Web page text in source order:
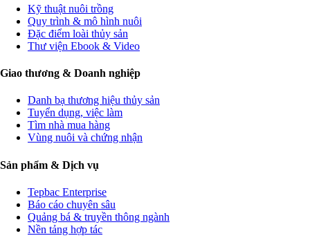
Kỹ thuật nuôi trồng
Quy trình & mô hình nuôi
Đặc điểm loài thủy sản
Thư viện Ebook & Video
Giao thương & Doanh nghiệp
Danh bạ thương hiệu thủy sản
Tuyển dụng, việc làm
Tìm nhà mua hàng
Vùng nuôi và chứng nhận
Sản phẩm & Dịch vụ
Tepbac Enterprise
Báo cáo chuyên sâu
Quảng bá & truyền thông ngành
Nền tảng hợp tác